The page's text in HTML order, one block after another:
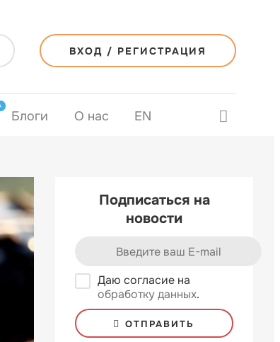
ВХОД / РЕГИСТРАЦИЯ
Блоги О нас EN
Подписаться на
новости
Даю согласие на
обработку данных.
ОТПРАВИТЬ